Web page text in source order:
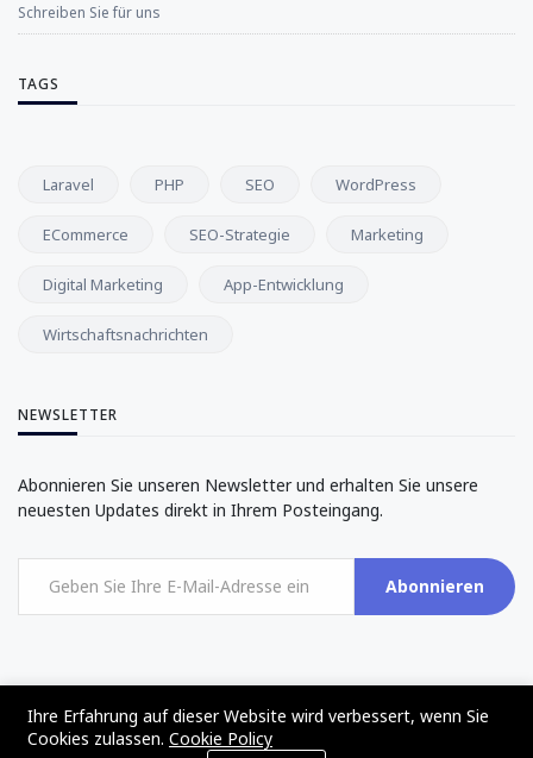
Schreiben Sie für uns
TAGS
Laravel PHP SEO WordPress
ECommerce SEO-Strategie Marketing
Digital Marketing App-Entwicklung
Wirtschaftsnachrichten
NEWSLETTER
Abonnieren Sie unseren Newsletter und erhalten Sie unsere
neuesten Updates direkt in Ihrem Posteingang.
Abonnieren
©2017 - 2024 - The Web Tier - All rights reserved
Ihre Erfahrung auf dieser Website wird verbessert, wenn Sie
Cookies zulassen. Cookie Policy